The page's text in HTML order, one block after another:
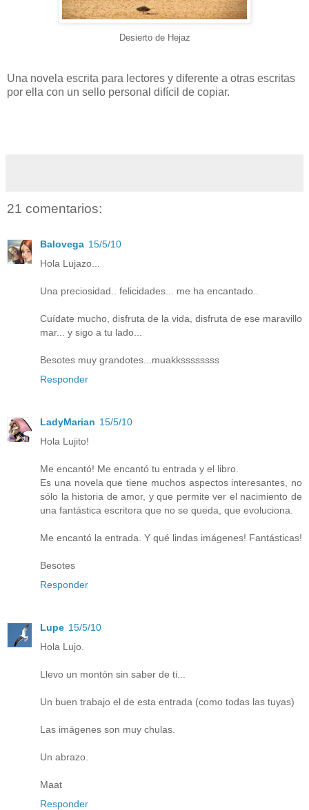
Desierto de Hejaz
Una novela escrita para lectores y diferente a otras escritas
por ella con un sello personal difícil de copiar.
21 comentarios:
Balovega 15/5/10
Hola Lujazo...
Una preciosidad.. felicidades... me ha encantado..
Cuídate mucho, disfruta de la vida, disfruta de ese maravillo
mar... y sigo a tu lado...
Besotes muy grandotes...muakkssssssss
Responder
LadyMarian 15/5/10
Hola Lujito!
Me encantó! Me encantó tu entrada y el libro.
Es una novela que tiene muchos aspectos interesantes, no
sólo la historia de amor, y que permite ver el nacimiento de
una fantástica escritora que no se queda, que evoluciona.
Me encantó la entrada. Y qué lindas imágenes! Fantásticas!
Besotes
Responder
Lupe 15/5/10
Hola Lujo.
Llevo un montón sin saber de ti...
Un buen trabajo el de esta entrada (como todas las tuyas)
Las imágenes son muy chulas.
Un abrazo.
Maat
Responder